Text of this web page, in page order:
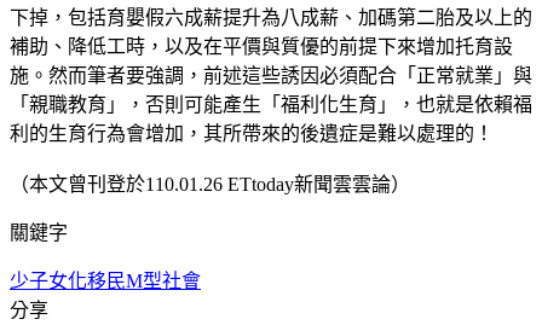
下掉，包括育嬰假六成薪提升為八成薪、加碼第二胎及以上的
補助、降低工時，以及在平價與質優的前提下來增加托育設
施。然而筆者要強調，前述這些誘因必須配合「正常就業」與
「親職教育」，否則可能產生「福利化生育」，也就是依賴福
利的生育行為會增加，其所帶來的後遺症是難以處理的！
（本文曾刊登於110.01.26 ETtoday新聞雲雲論）
關鍵字
少子女化移民M型社會
分享